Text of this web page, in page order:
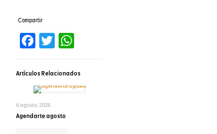
Compartir
Facebook
TwitterWhatsApp
Artículos Relacionados
6 agosto, 2026
Agendarte agosto